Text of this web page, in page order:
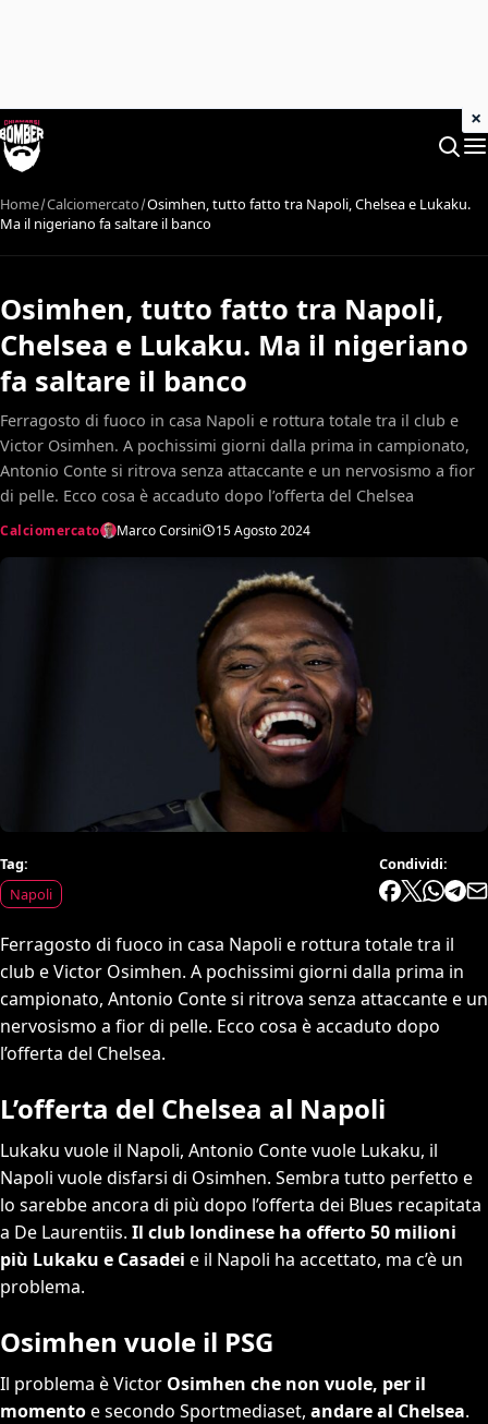
Home Calciomercato Osimhen, tutto fatto tra Napoli, Chelsea e Lukaku.
Ma il nigeriano fa saltare il banco
Osimhen, tutto fatto tra Napoli,
Chelsea e Lukaku. Ma il nigeriano
fa saltare il banco
Ferragosto di fuoco in casa Napoli e rottura totale tra il club e
Victor Osimhen. A pochissimi giorni dalla prima in campionato,
Antonio Conte si ritrova senza attaccante e un nervosismo a fior
di pelle. Ecco cosa è accaduto dopo l’offerta del Chelsea
Calciomercato Marco Corsini 15 Agosto 2024
Tag:
Napoli
Condividi:
Ferragosto di fuoco in casa Napoli e rottura totale tra il
club e Victor Osimhen. A pochissimi giorni dalla prima in
campionato, Antonio Conte si ritrova senza attaccante e un
nervosismo a fior di pelle. Ecco cosa è accaduto dopo
l’offerta del Chelsea.
L’offerta del Chelsea al Napoli
Lukaku vuole il Napoli, Antonio Conte vuole Lukaku, il
Napoli vuole disfarsi di Osimhen. Sembra tutto perfetto e
lo sarebbe ancora di più dopo l’offerta dei Blues recapitata
a De Laurentiis. Il club londinese ha offerto 50 milioni
più Lukaku e Casadei e il Napoli ha accettato, ma c’è un
problema.
Osimhen vuole il PSG
Il problema è Victor Osimhen che non vuole, per il
momentoe secondo Sportmediaset, andare al Chelsea.
×